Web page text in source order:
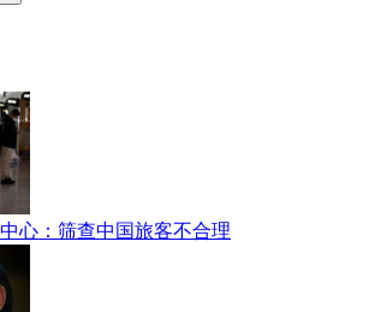
心：筛查中国旅客不合理